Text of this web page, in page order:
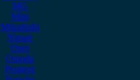
MG
Mini
Mitsubishi
Nissan
Opel
Omoda
Peugeot